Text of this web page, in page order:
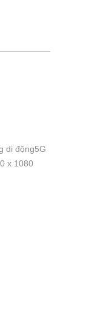
di động5G
x 1080